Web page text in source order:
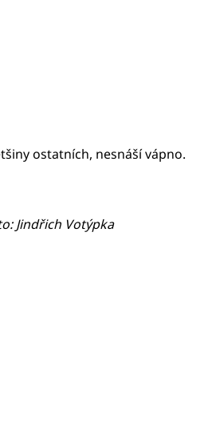
ostatních, nesnáší vápno.
Jindřich Votýpka